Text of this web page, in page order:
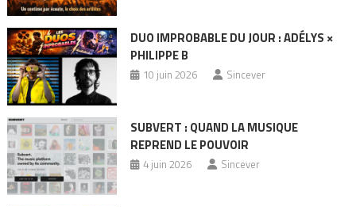
DUO IMPROBABLE DU JOUR : ADÉLYS ×
PHILIPPE B
10 juin 2026 Sincever
SUBVERT : QUAND LA MUSIQUE
REPREND LE POUVOIR
4 juin 2026 Sincever